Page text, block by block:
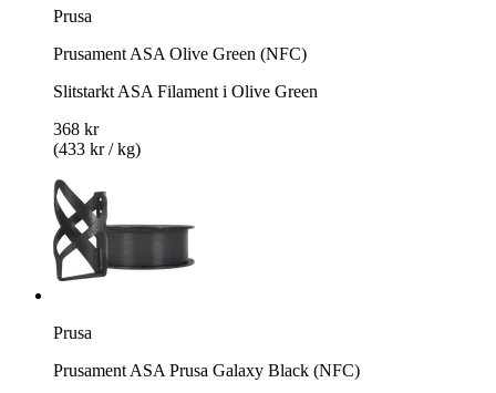
Prusa
Prusament ASA Olive Green (NFC)
Slitstarkt ASA Filament i Olive Green
368 kr
(433 kr / kg)
Prusa
Prusament ASA Prusa Galaxy Black (NFC)